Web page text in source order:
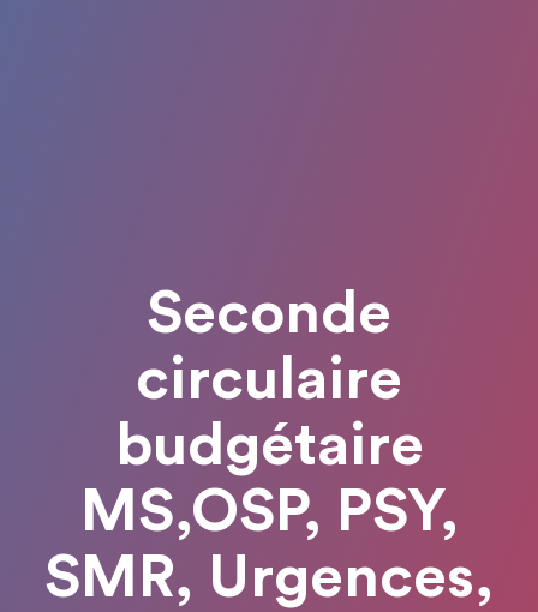
Seconde
circulaire
budgétaire
MS,OSP, PSY,
SMR, Urgences,